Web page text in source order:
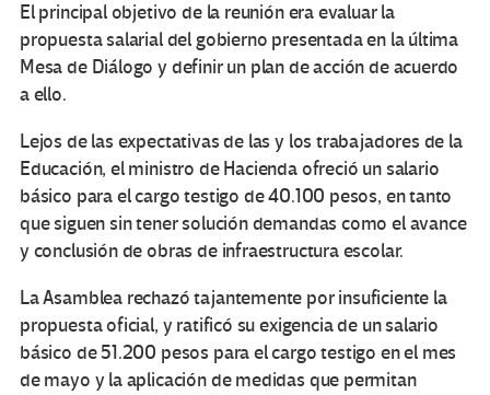
El principal objetivo de la reunión era evaluar la
propuesta salarial del gobierno presentada en la última
Mesa de Diálogo y definir un plan de acción de acuerdo
a ello.
Lejos de las expectativas de las y los trabajadores de la
Educación, el ministro de Hacienda ofreció un salario
básico para el cargo testigo de 40.100 pesos, en tanto
que siguen sin tener solución demandas como el avance
y conclusión de obras de infraestructura escolar.
La Asamblea rechazó tajantemente por insuficiente la
propuesta oficial, y ratificó su exigencia de un salario
básico de 51.200 pesos para el cargo testigo en el mes
de mayo y la aplicación de medidas que permitan